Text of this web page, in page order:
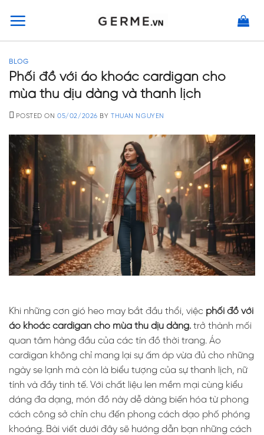
BLOG
Phối đồ với áo khoác cardigan cho
mùa thu dịu dàng và thanh lịch
POSTED ON05/02/2026 BYTHUAN NGUYEN
Khi những cơn gió heo may bắt đầu thổi, việc phối đồ với
áo khoác cardigan cho mùa thu dịu dàng. trở thành mối
quan tâm hàng đầu của các tín đồ thời trang. Áo
cardigan không chỉ mang lại sự ấm áp vừa đủ cho những
ngày se lạnh mà còn là biểu tượng của sự thanh lịch, nữ
tính và đầy tinh tế. Với chất liệu len mềm mại cùng kiểu
dáng đa dạng, món đồ này dễ dàng biến hóa từ phong
cách công sở chỉn chu đến phong cách dạo phố phóng
khoáng. Bài viết dưới đây sẽ hướng dẫn bạn những cách